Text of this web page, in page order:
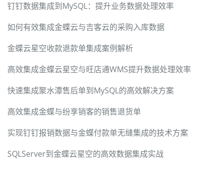
钉钉数据集成到MySQL：提升业务数据处理效率
如何有效集成金蝶云与吉客云的采购入库数据
金蝶云星空收款退款单集成案例解析
高效集成金蝶云星空与旺店通WMS提升数据处理效率
快速集成聚水潭售后单到MySQL的高效解决方案
高效集成金蝶与纷享销客的销售退货单
实现钉钉报销数据与金蝶付款单无缝集成的技术方案
SQLServer到金蝶云星空的高效数据集成实战